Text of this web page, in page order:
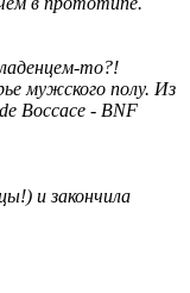
то?!
мужского полу. Из
Boccace - BNF
и закончила